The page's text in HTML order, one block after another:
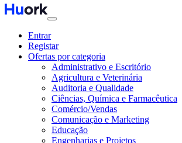
Entrar
Registar
Ofertas por categoria
Administrativo e Escritório
Agricultura e Veterinária
Auditoria e Qualidade
Ciências, Química e Farmacêutica
Comércio/Vendas
Comunicação e Marketing
Educação
Engenharias e Projetos